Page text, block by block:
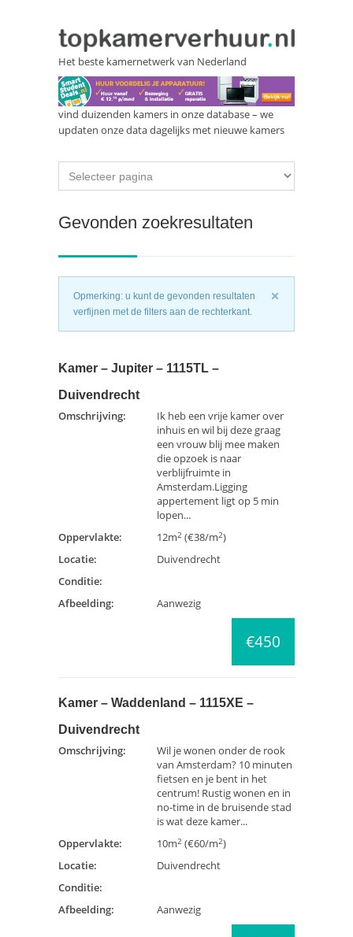
Het beste kamernetwerk van Nederland
vind duizenden kamers in onze database – we
updaten onze data dagelijks met nieuwe kamers
Gevonden zoekresultaten
Opmerking: u kunt de gevonden resultaten
verfijnen met de filters aan de rechterkant.
Kamer – Jupiter – 1115TL –
Duivendrecht
Omschrijving:
Ik heb een vrije kamer over
inhuis en wil bij deze graag
een vrouw blij mee maken
die opzoek is naar
verblijfruimte in
Amsterdam.Ligging
appertement ligt op 5 min
lopen...
Oppervlakte:
12m2 (€38/m2)
Locatie:
Duivendrecht
Conditie:
Afbeelding:
Aanwezig
€450
Kamer – Waddenland – 1115XE –
Duivendrecht
Omschrijving:
Wil je wonen onder de rook
van Amsterdam? 10 minuten
fietsen en je bent in het
centrum! Rustig wonen en in
no-time in de bruisende stad
is wat deze kamer...
Oppervlakte:
10m2 (€60/m2)
Locatie:
Duivendrecht
Conditie:
Afbeelding:
Aanwezig